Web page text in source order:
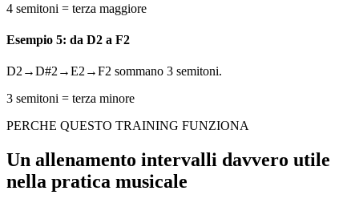
4 semitoni = terza maggiore
Esempio 5: da D2 a F2
D2→D#2→E2→F2 sommano 3 semitoni.
3 semitoni = terza minore
PERCHE QUESTO TRAINING FUNZIONA
Un allenamento intervalli davvero utile
nella pratica musicale